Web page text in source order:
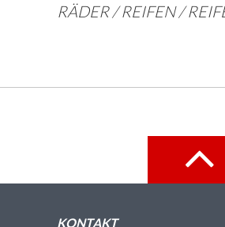
RÄDER / REIFEN /
KONTAKT